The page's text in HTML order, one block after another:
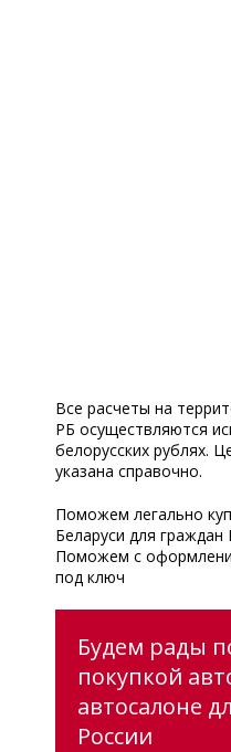
Все расчеты на
РБ осуществляются
белорусских рублях.
указана справочно.
Поможем легально
Беларуси для
Поможем с
под ключ
Будем рады
покупкой
автосалоне
России